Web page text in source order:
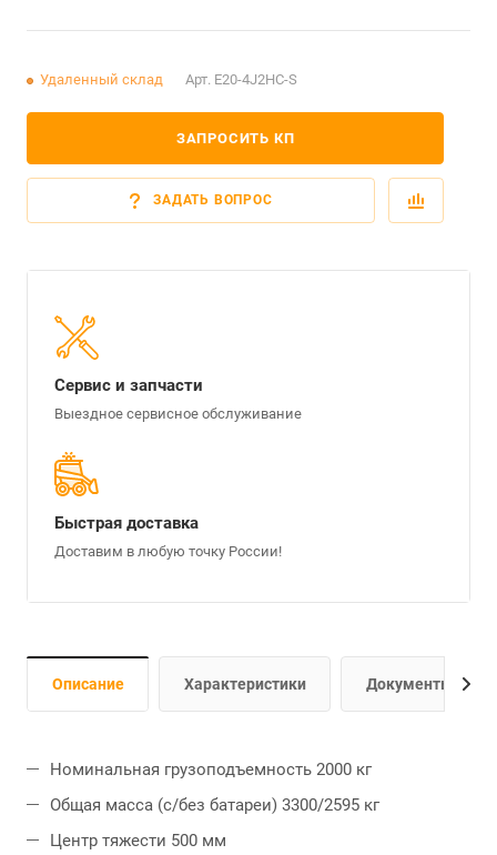
Удаленный склад Арт. E20-4J2HC-S
ЗАПРОСИТЬ КП
ЗАДАТЬ ВОПРОС
Сервис и запчасти
Выездное сервисное обслуживание
Быстрая доставка
Доставим в любую точку России!
Описание Характеристики Документы
Номинальная грузоподъемность 2000 кг
Общая масса (с/без батареи) 3300/2595 кг
Центр тяжести 500 мм
специальной цене!
Cнижена цена на экскаваторы Lonking и
Выгода до 2 500 000 рублей.
УЗНАТЬ ЦЕНУ